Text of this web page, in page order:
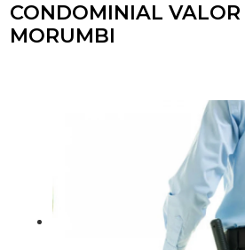
CONDOMINIAL
MORUMBI